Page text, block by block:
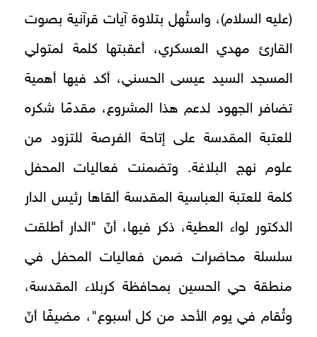
(عليه السلام)، واستُهل بتلاوة آيات قرآنية بصوت
القارئ مهدي العسكري، أعقبتها كلمة لمتولي
المسجد السيد عيسى الحسني، أكد فيها أهمية
تضافر الجهود لدعم هذا المشروع، مقدمًا شكره
للعتبة المقدسة على إتاحة الفرصة للتزود من
علوم نهج البلاغة. وتضمنت فعاليات المحفل
كلمة للعتبة العباسية المقدسة ألقاها رئيس الدار
الدكتور لواء العطية، ذكر فيها، أنّ "الدار أطلقت
سلسلة محاضرات ضمن فعاليات المحفل في
منطقة حي الحسين بمحافظة كربلاء المقدسة،
وتُقام في يوم الأحد من كل أسبوع"، مضيفًا أنّ